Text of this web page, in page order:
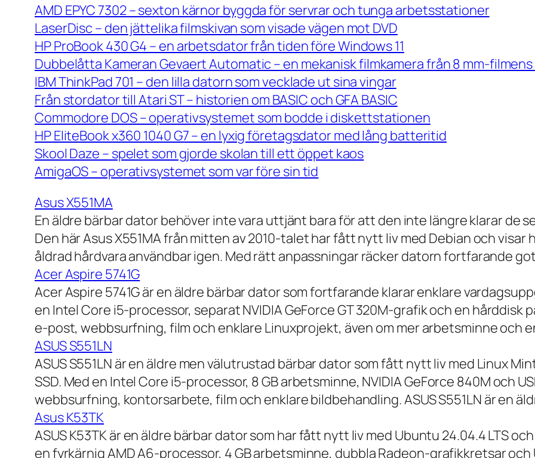
AMD EPYC 7302 – sexton kärnor byggda för servrar och tunga arbetsstationer
LaserDisc – den jättelika filmskivan som visade vägen mot DVD
HP ProBook 430 G4 – en arbetsdator från tiden före Windows 11
Dubbelåtta Kameran Gevaert Automatic – en mekanisk filmkamera från 8 mm-
IBM ThinkPad 701 – den lilla datorn som vecklade ut sina vingar
Från stordator till Atari ST – historien om BASIC och GFA BASIC
Commodore DOS – operativsystemet som bodde i diskettstationen
HP EliteBook x360 1040 G7 – en lyxig företagsdator med lång batteritid
Skool Daze – spelet som gjorde skolan till ett öppet kaos
AmigaOS – operativsystemet som var före sin tid
Asus X551MA
En äldre bärbar dator behöver inte vara uttjänt bara för att den inte längre klarar de
Den här Asus X551MA från mitten av 2010-talet har fått nytt liv med Debian och visar
åldrad hårdvara användbar igen. Med rätt anpassningar räcker datorn fortfarande
Acer Aspire 5741G
Acer Aspire 5741G är en äldre bärbar dator som fortfarande klarar enklare
en Intel Core i5-processor, separat NVIDIA GeForce GT 320M-grafik och en hårddisk
e-post, webbsurfning, film och enklare Linuxprojekt, även om mer arbetsminne och
ASUS S551LN
ASUS S551LN är en äldre men välutrustad bärbar dator som fått nytt liv med Linux
SSD. Med en Intel Core i5-processor, 8 GB arbetsminne, NVIDIA GeForce 840M och
webbsurfning, kontorsarbete, film och enklare bildbehandling. ASUS S551LN är en
Asus K53TK
ASUS K53TK är en äldre bärbar dator som har fått nytt liv med Ubuntu 24.04.4 LTS
en fyrkärnig AMD A6-processor, 4 GB arbetsminne, dubbla Radeon-grafikkretsar